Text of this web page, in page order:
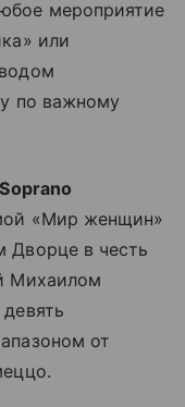
мероприятие
или
по важному
Soprano
«Мир женщин»
Дворце в честь
Михаилом
от